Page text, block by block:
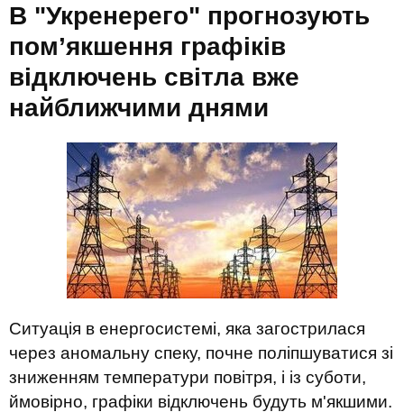
В "Укренерего" прогнозують
пом’якшення графіків
відключень світла вже
найближчими днями
Ситуація в енергосистемі, яка загострилася
через аномальну спеку, почне поліпшуватися зі
зниженням температури повітря, і із суботи,
ймовірно, графіки відключень будуть м'якшими.